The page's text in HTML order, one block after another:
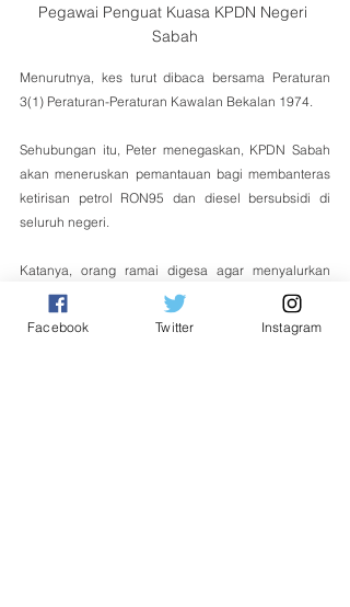
Pegawai Penguat Kuasa KPDN Negeri
Sabah
Menurutnya, kes turut dibaca bersama Peraturan
3(1) Peraturan-Peraturan Kawalan Bekalan 1974.
Sehubungan itu, Peter menegaskan, KPDN Sabah
akan meneruskan pemantauan bagi membanteras
ketirisan petrol RON95 dan diesel bersubsidi di
seluruh negeri.
Katanya, orang ramai digesa agar menyalurkan
maklumat melalui talian 019-2794317 / 019-
8488000, portal eaduan.kpdn.gov.my, talian 1-800-
Facebook Twitter Instagram